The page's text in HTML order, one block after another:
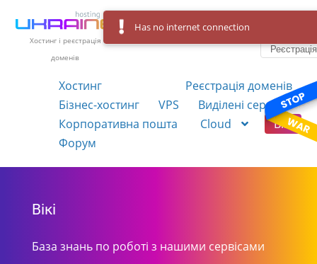
Хостинг і реєстрація
доменів
Реєстрація
Хостинг
Реєстрація доменів
Бізнес-хостинг
VPS
Виділені сервера
Корпоративна пошта
Cloud
Вікі
Форум
Вікі
База знань по роботі з нашими сервісами
Has no internet connection